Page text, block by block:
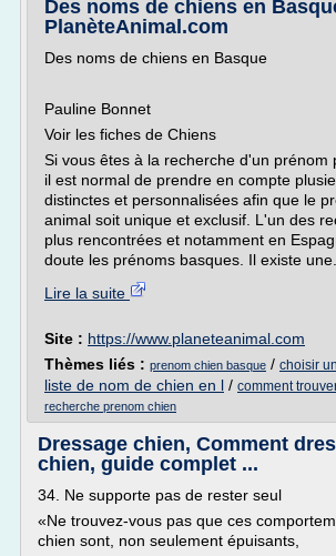
Des noms de chiens en
PlanèteAnimal.com
Des noms de chiens en Basque
Pauline Bonnet
Voir les fiches de Chiens
Si vous êtes à la recherche d'un prénom
il est normal de prendre en compte
distinctes et personnalisées afin que le
animal soit unique et exclusif. L'un des
plus rencontrées et notamment en
doute les prénoms basques. Il existe une...
Lire la suite
Site : https://www.planeteanimal.com
Thèmes liés : prenom chien basque / choisir
liste de nom de chien en l / comment
recherche prenom chien
Dressage chien, Comment
chien, guide complet ...
34. Ne supporte pas de rester seul
«Ne trouvez-vous pas que ces
chien sont, non seulement épuisants,